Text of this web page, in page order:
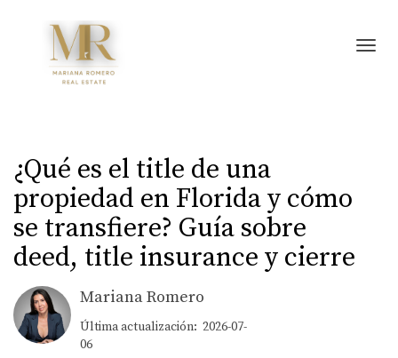
¿Qué es el title de una
propiedad en Florida y cómo
se transfiere? Guía sobre
deed, title insurance y cierre
Mariana Romero
Última actualización: 2026-07-
06